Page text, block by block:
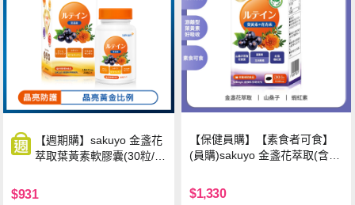
【週期購】sakuyo 金盞花
萃取葉黃素軟膠囊(30粒/
$931
【保健員購】【素食者可食】
(員購)sakuyo 金盞花萃取(含葉
瓶)
$1,330